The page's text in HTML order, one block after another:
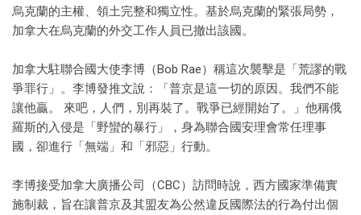
烏克蘭的主權、領土完整和獨立性。基於烏克蘭的緊張局勢，
加拿大在烏克蘭的外交工作人員已撤出該國。
加拿大駐聯合國大使李博（Bob Rae）稱這次襲擊是「荒謬的戰
爭罪行」。李博發推文說：「普京是這一切的原因。我們不能
讓他贏。 來吧，人們，別再裝了。戰爭已經開始了。」他稱俄
羅斯的入侵是「野蠻的暴行」，身為聯合國安理會常任理事
國，卻進行「無端」和「邪惡」行動。
李博接受加拿大廣播公司（CBC）訪問時說，西方國家準備實
施制裁，旨在讓普京及其盟友為公然違反國際法的行為付出個